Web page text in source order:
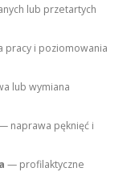
lub przetartych
pracy i poziomowania
lub wymiana
naprawa pęknięć i
— profilaktyczne